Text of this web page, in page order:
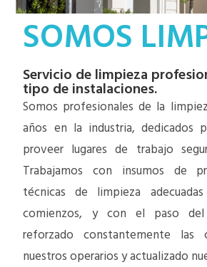
SOMOS
Servicio de limpieza
tipo de instalaciones.
Somos profesionales de la
años en la industria, dedicados
proveer lugares de trabajo
Trabajamos con insumos de
técnicas de limpieza
comienzos, y con el paso
reforzado constantemente las
nuestros operarios y actualizado